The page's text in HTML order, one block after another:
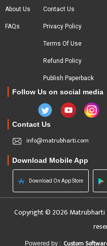
About Us
FAQs
Contact Us
Privacy Policy
Terms Of Use
Refund Policy
Publish Paperback
Follow Us on social media
Contact Us
info@matrubharti.com
Download Mobile App
Download On App Store
Copyright © 2026 Matrubharti
Powered by : Custom